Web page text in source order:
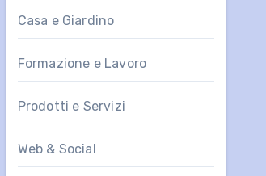
Casa e Giardino
Formazione e Lavoro
Prodotti e Servizi
Web & Social